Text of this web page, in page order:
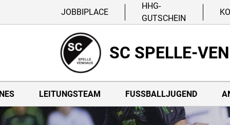
JOBBIPLACE
HHG-
GUTSCHEIN
SC SPELLE-
LEITUNGSTEAM FUSSBALLJUGEND